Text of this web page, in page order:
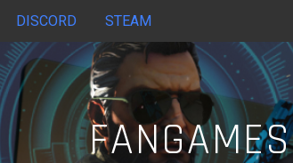
DISCORD STEAM
FANGAMES